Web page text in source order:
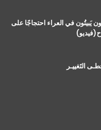
يَبيتُون في العراء احتجاجًا على
التَغييـر